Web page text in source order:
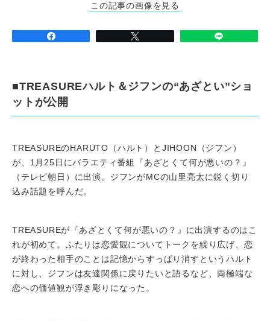
この記事の画像を見る
■TREASUREハルト＆ジフンの“あざとい”ショ
ットが公開
TREASUREのHARUTO（ハルト）とJIHOON（ジフン）
が、1月25日にバラエティ番組『あざとくて何が悪いの？』
（テレビ朝日）に出演。ジフンがMCの山里亮太に鋭く切り
込み話題を呼んだ。
TREASUREが『あざとくて何が悪いの？』に出演するのはこ
れが初めて。ふたりは恋愛観についてトークを繰り広げ、恋
が終わった相手のことは記憶からすっぱり消すというハルト
に対し、ジフンは友達関係に戻りたいと語るなど、両極端な
恋への価値観が浮き彫りになった。